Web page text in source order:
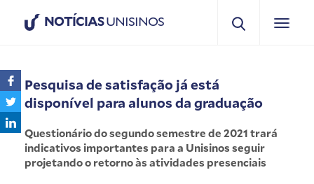
NOTÍCIASUNISINOS
Pesquisa de satisfação já está
disponível para alunos da graduação
Questionário do segundo semestre de 2021 trará
indicativos importantes para a Unisinos seguir
projetando o retorno às atividades presenciais